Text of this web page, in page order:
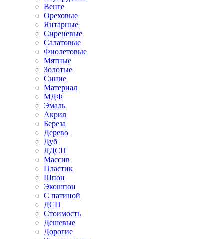
Венге
Ореховые
Янтарные
Сиреневые
Салатовые
Фиолетовые
Мятные
Золотые
Синие
Материал
МДФ
Эмаль
Акрил
Береза
Дерево
Дуб
ЛДСП
Массив
Пластик
Шпон
Экошпон
С патиной
ДСП
Стоимость
Дешевые
Дорогие